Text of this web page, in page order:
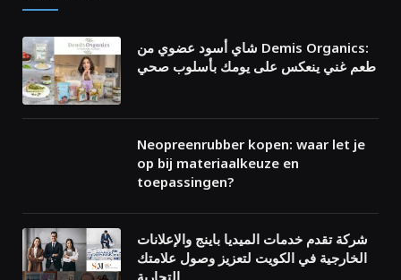
شاي أسود عضوي من Demis Organics:
طعم غني ينعكس على يومك بأسلوب صحي
Neopreenrubber kopen: waar let je
op bij materiaalkeuze en
toepassingen?
شركة تقدم خدمات الميديا باينج والإعلانات
الخارجية في الكويت لتعزيز وصول علامتك
التجارية